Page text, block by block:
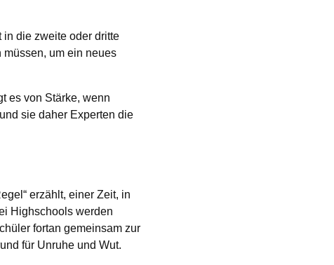
in die zweite oder dritte
müssen, um ein neues
es von Stärke, wenn
sie daher Experten die
erzählt, einer Zeit, in
Highschools werden
fortan gemeinsam zur
für Unruhe und Wut.